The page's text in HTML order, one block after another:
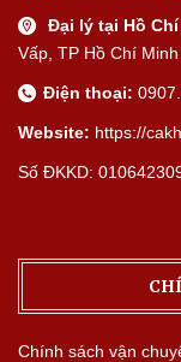
Đại lý tại Hồ
Vấp, TP Hồ Chí Minh
Điện thoại:
Website: https://
Số ĐKKD:
Chính sách vận